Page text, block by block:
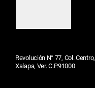
Revolución N° 77, Col. Centro,
Xalapa, Ver. C.P.91000